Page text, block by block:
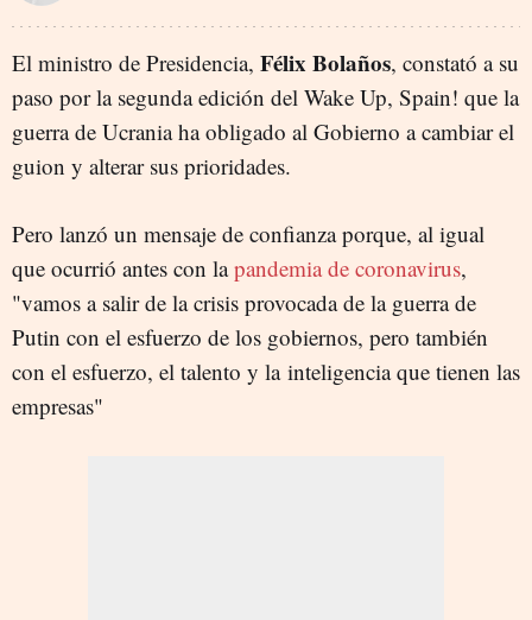
El ministro de Presidencia, Félix Bolaños, constató a su
paso por la segunda edición del Wake Up, Spain! que la
guerra de Ucrania ha obligado al Gobierno a cambiar el
guion y alterar sus prioridades.
Pero lanzó un mensaje de confianza porque, al igual
que ocurrió antes con lapandemia de coronavirus,
"vamos a salir de la crisis provocada de la guerra de
Putin con el esfuerzo de los gobiernos, pero también
con el esfuerzo, el talento y la inteligencia que tienen las
empresas"